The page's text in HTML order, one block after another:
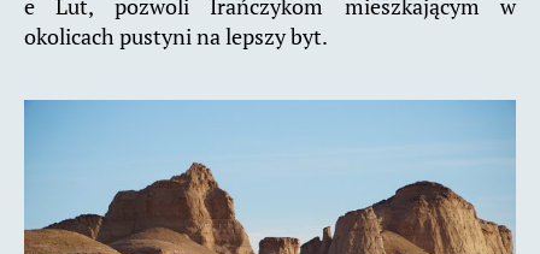
e Lut, pozwoli Irańczykom mieszkającym w
okolicach pustyni na lepszy byt.